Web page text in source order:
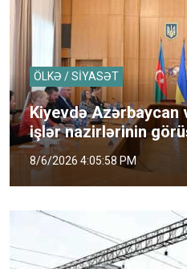
ÖLKƏ / SİYASƏT
Kiyevdə Azərbaycan
işlər nazirlərinin
8/6/2026 4:05:58 PM